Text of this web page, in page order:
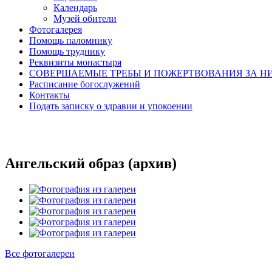
Календарь
Музей обители
Фотогалерея
Помощь паломнику
Помощь труднику
Реквизиты монастыря
СОВЕРШАЕМЫЕ ТРЕБЫ И ПОЖЕРТВОВАНИЯ ЗА
Расписание богослужений
Контакты
Подать записку о здравии и упокоении
Ангельский образ (архив)
Все фотогалереи